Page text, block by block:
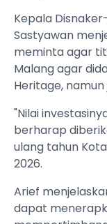
Kepala
Sastyawan
meminta agar
Malang agar
Heritage, namun
"Nilai
berharap
ulang tahun
2026.
Arief
dapat